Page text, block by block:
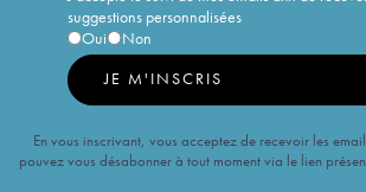
suggestions personnalisées
Oui
Non
JE M'INSCRIS
En vous inscrivant, vous acceptez de recevoir les
pouvez vous désabonner à tout moment via le lien